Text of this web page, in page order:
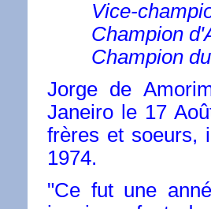
Vice-champion
Champion
Champion du
Jorge de
Janeiro le 17
frères et soeurs,
1974.
"Ce fut une